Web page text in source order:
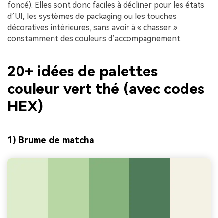
foncé). Elles sont donc faciles à décliner pour les états
d’UI, les systèmes de packaging ou les touches
décoratives intérieures, sans avoir à « chasser »
constamment des couleurs d’accompagnement.
20+ idées de palettes
couleur vert thé (avec codes
HEX)
1) Brume de matcha